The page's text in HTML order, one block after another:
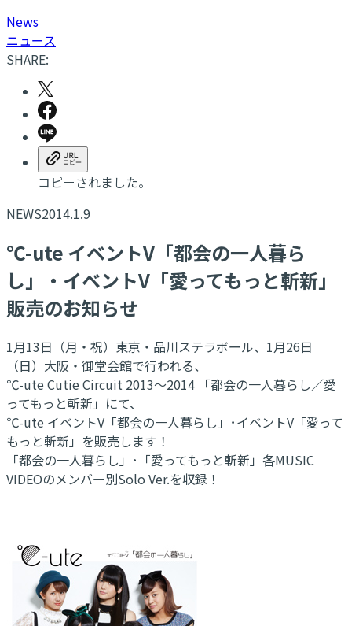
News
ニュース
SHARE:
コピーされました。
NEWS2014.1.9
℃-ute イベントV「都会の一人暮ら
し」・イベントV「愛ってもっと斬新」
販売のお知らせ
1月13日（月・祝）東京・品川ステラボール、1月26日
（日）大阪・御堂会館で行われる、
℃-ute Cutie Circuit 2013～2014 「都会の一人暮らし／愛
ってもっと斬新」にて、
℃-ute イベントV「都会の一人暮らし」･イベントV「愛って
もっと斬新」を販売します！
「都会の一人暮らし」･「愛ってもっと斬新」各MUSIC
VIDEOのメンバー別Solo Ver.を収録！